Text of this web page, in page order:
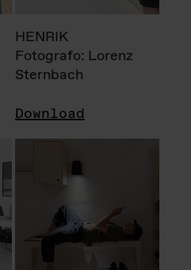
HENRIK
Fotografo: Lorenz
Sternbach
Download